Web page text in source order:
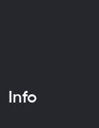
Info